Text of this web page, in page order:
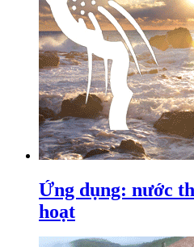
Ứng dụng: nước
hoạt